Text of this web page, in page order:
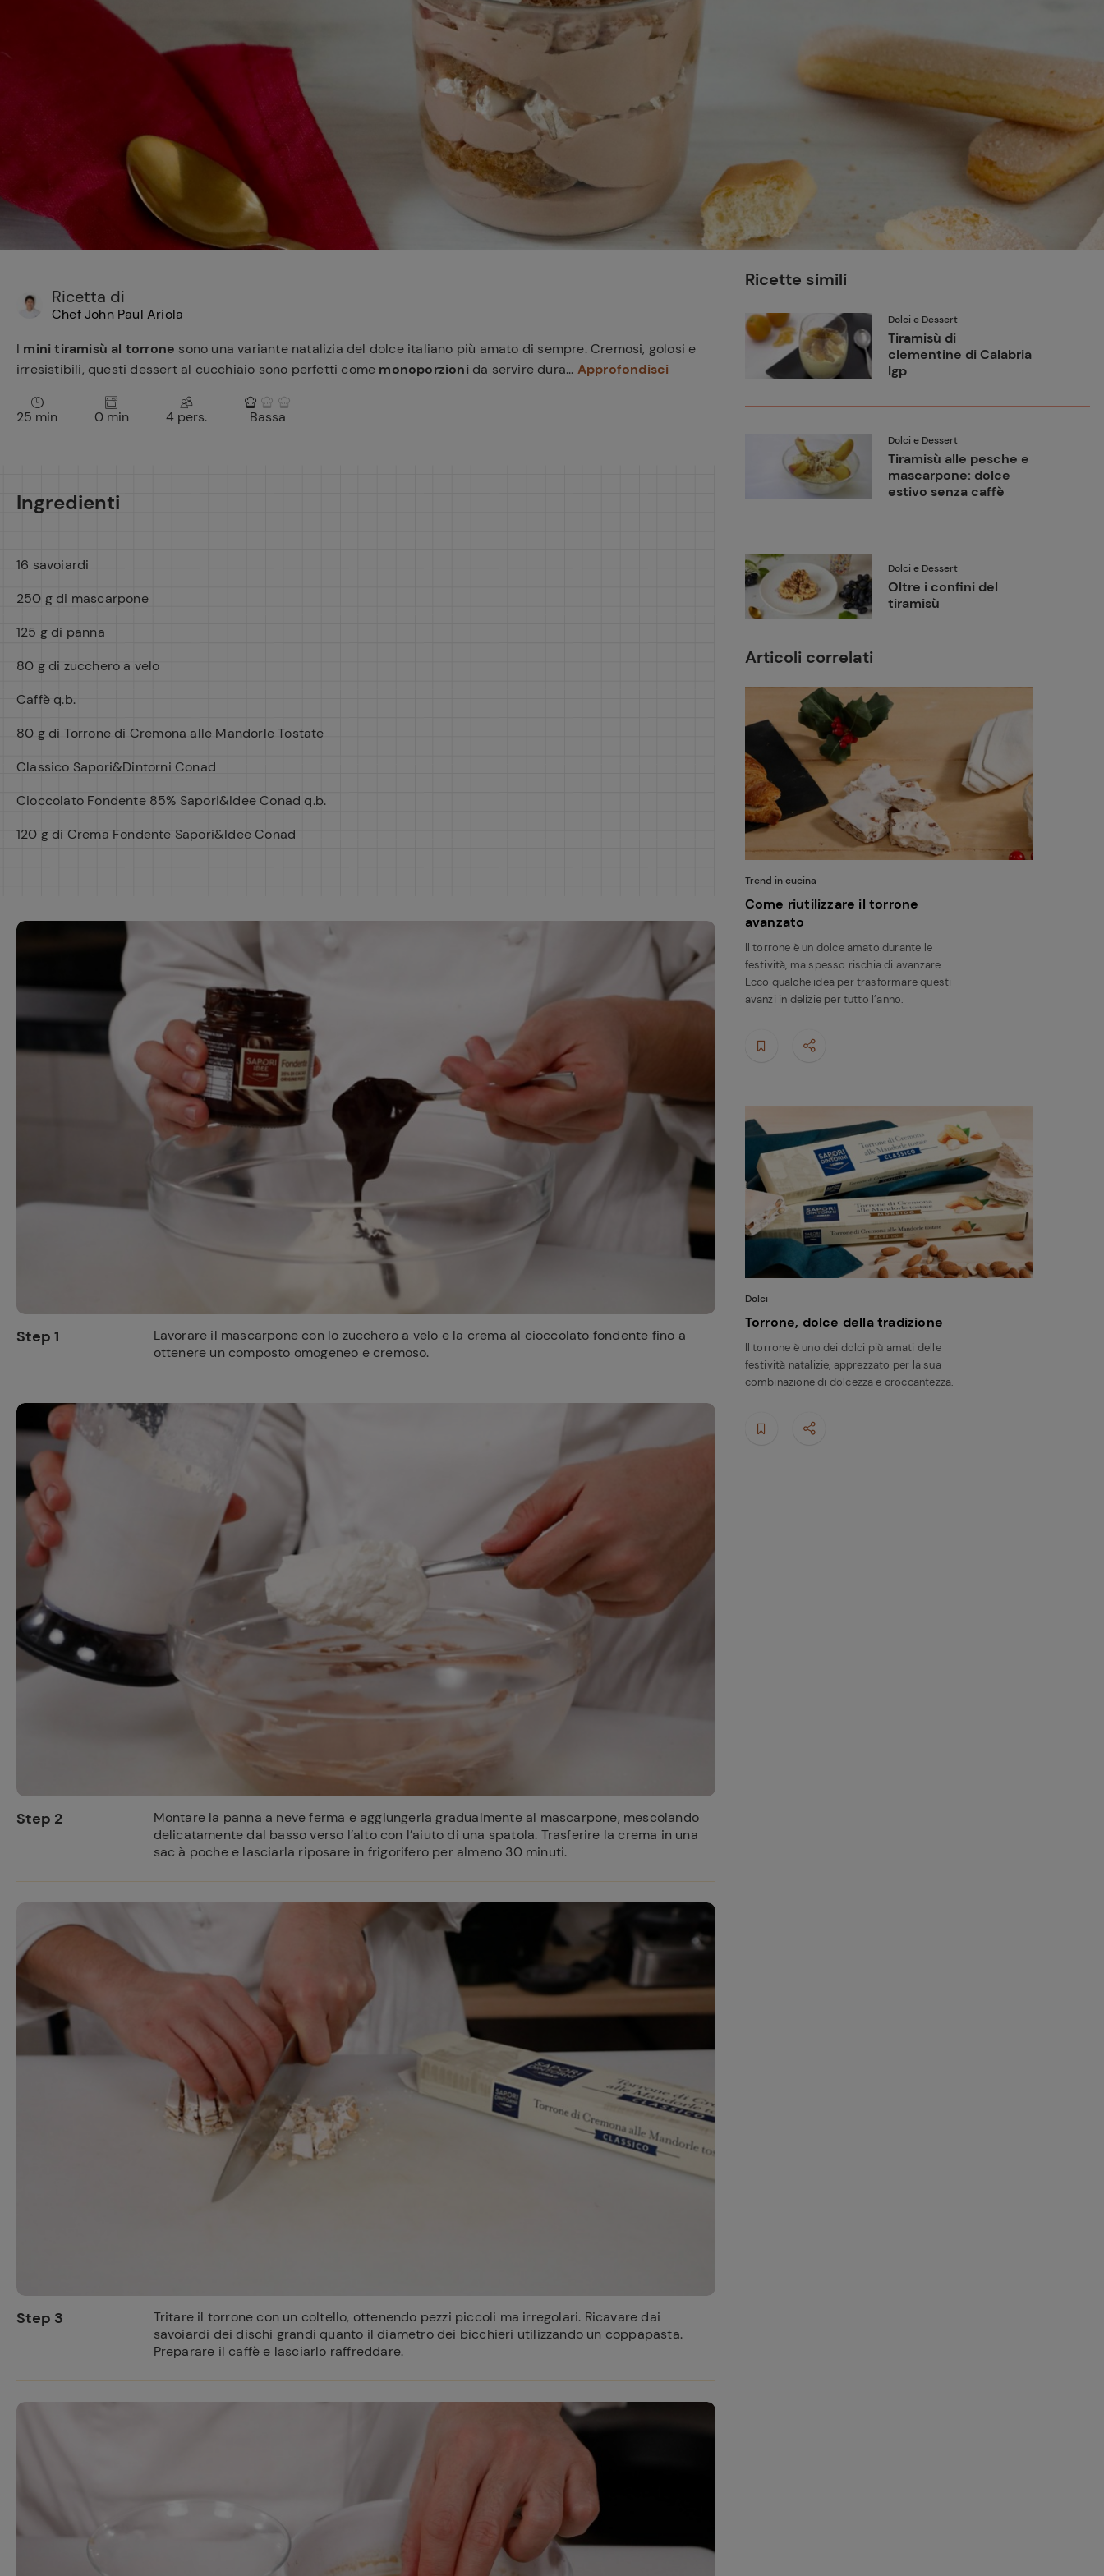
limone nero bruciato,
Caciocavallo, burro e
scampi
Finferli, animelle e
salsa ai frutti rossi
Bisque di gamberi:
l'ideale per insaporire
Ricette di Plumcake:
tutte i modi per
Come affumicare:
usare
Ricetta di
Chef John Paul Ariola
I mini tiramisù al torrone sono una variante natalizia del dolce italiano più amato di sempre. Cremosi, golosi e
irresistibili, questi dessert al cucchiaio sono perfetti come monoporzioni da servire dura... Approfondisci
25 min 0 min 4 pers. Bassa
Ingredienti
16 savoiardi
250 g di mascarpone
125 g di panna
80 g di zucchero a velo
Caffè q.b.
80 g di Torrone di Cremona alle Mandorle Tostate
Classico Sapori&Dintorni Conad
Cioccolato Fondente 85% Sapori&Idee Conad q.b.
120 g di Crema Fondente Sapori&Idee Conad
Step 1
Lavorare il mascarpone con lo zucchero a velo e la crema al cioccolato fondente fino a
ottenere un composto omogeneo e cremoso.
Step 2
Montare la panna a neve ferma e aggiungerla gradualmente al mascarpone, mescolando
delicatamente dal basso verso l’alto con l’aiuto di una spatola. Trasferire la crema in una
sac à poche e lasciarla riposare in frigorifero per almeno 30 minuti.
Step 3
Tritare il torrone con un coltello, ottenendo pezzi piccoli ma irregolari. Ricavare dai
savoiardi dei dischi grandi quanto il diametro dei bicchieri utilizzando un coppapasta.
Preparare il caffè e lasciarlo raffreddare.
Ricette simili
Dolci e Dessert
Tiramisù di
clementine di Calabria
Igp
Dolci e Dessert
Tiramisù alle pesche e
mascarpone: dolce
estivo senza caffè
Dolci e Dessert
Oltre i confini del
tiramisù
Articoli correlati
Trend in cucina
Come riutilizzare il torrone
avanzato
Il torrone è un dolce amato durante le
festività, ma spesso rischia di avanzare.
Ecco qualche idea per trasformare questi
avanzi in delizie per tutto l’anno.
Dolci
Torrone, dolce della tradizione
Il torrone è uno dei dolci più amati delle
festività natalizie, apprezzato per la sua
combinazione di dolcezza e croccantezza.
Ricette preferite